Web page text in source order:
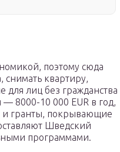
поэтому сюда
снимать квартиру,
для лиц без гражданства
— 8000-10 000 EUR в год,
и гранты, покрывающие
Шведский
программами.